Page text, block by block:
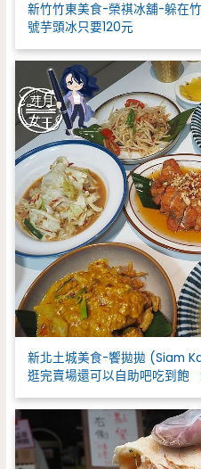
新竹竹東美食-榮祺冰舖-躲在
號芋頭冰只要120元
新北土城美食-饗拋拋 (Siam
逛完賣場還可以自助吧吃到飽